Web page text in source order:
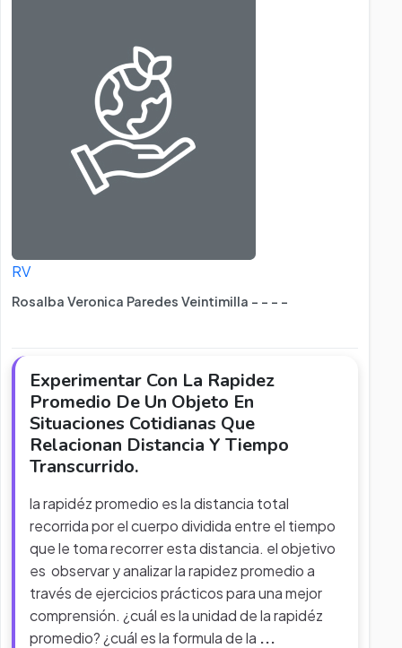
RV
Rosalba Veronica Paredes Veintimilla - - - -
Experimentar Con La Rapidez
Promedio De Un Objeto En
Situaciones Cotidianas Que
Relacionan Distancia Y Tiempo
Transcurrido.
la rapidéz promedio es la distancia total
recorrida por el cuerpo dividida entre el tiempo
que le toma recorrer esta distancia. el objetivo
es observar y analizar la rapidez promedio a
través de ejercicios prácticos para una mejor
comprensión. ¿cuál es la unidad de la rapidéz
promedio? ¿cuál es la formula de la ...